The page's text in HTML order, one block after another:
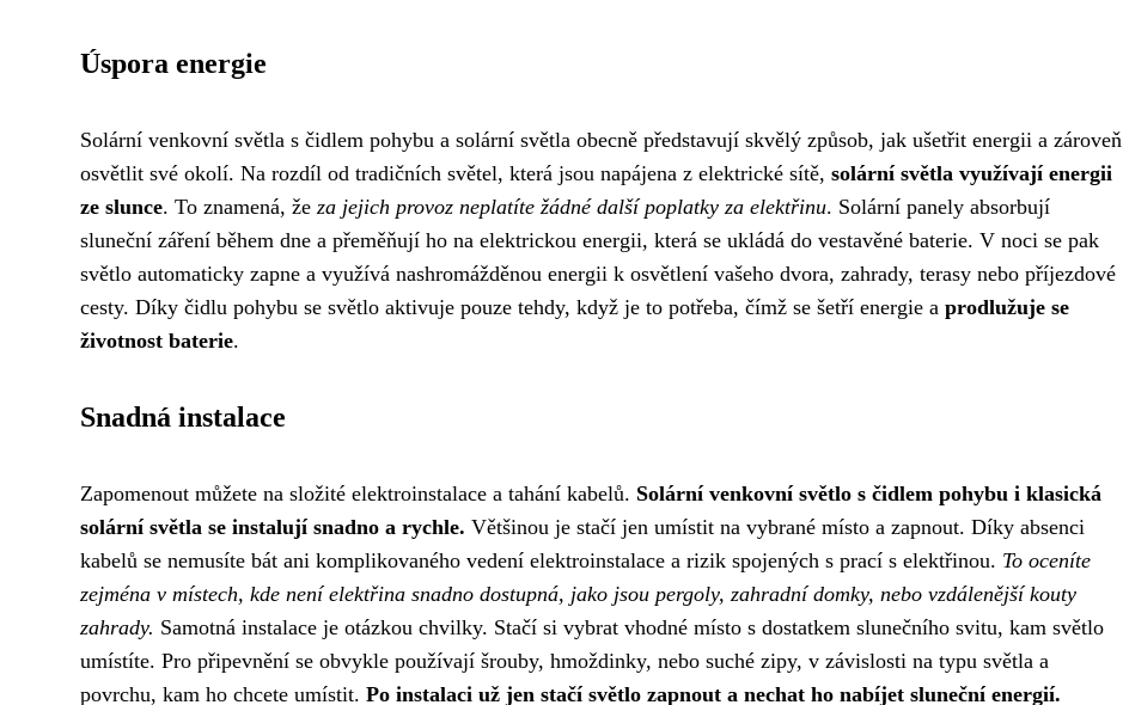
Úspora energie
Solární venkovní světla s čidlem pohybu a solární světla obecně představují skvělý způsob, jak ušetřit energii a zároveň
osvětlit své okolí. Na rozdíl od tradičních světel, která jsou napájena z elektrické sítě, solární světla využívají energii
ze slunce. To znamená, že za jejich provoz neplatíte žádné další poplatky za elektřinu. Solární panely absorbují
sluneční záření během dne a přeměňují ho na elektrickou energii, která se ukládá do vestavěné baterie. V noci se pak
světlo automaticky zapne a využívá nashromážděnou energii k osvětlení vašeho dvora, zahrady, terasy nebo příjezdové
cesty. Díky čidlu pohybu se světlo aktivuje pouze tehdy, když je to potřeba, čímž se šetří energie a prodlužuje se
životnost baterie.
Snadná instalace
Zapomenout můžete na složité elektroinstalace a tahání kabelů. Solární venkovní světlo s čidlem pohybu i klasická
solární světla se instalují snadno a rychle. Většinou je stačí jen umístit na vybrané místo a zapnout. Díky absenci
kabelů se nemusíte bát ani komplikovaného vedení elektroinstalace a rizik spojených s prací s elektřinou. To oceníte
zejména v místech, kde není elektřina snadno dostupná, jako jsou pergoly, zahradní domky, nebo vzdálenější kouty
zahrady. Samotná instalace je otázkou chvilky. Stačí si vybrat vhodné místo s dostatkem slunečního svitu, kam světlo
umístíte. Pro připevnění se obvykle používají šrouby, hmoždinky, nebo suché zipy, v závislosti na typu světla a
povrchu, kam ho chcete umístit. Po instalaci už jen stačí světlo zapnout a nechat ho nabíjet sluneční energií.